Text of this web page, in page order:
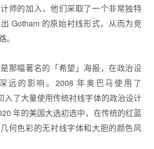
师的加入，他们采取了一个非常独特
Gotham 的原始衬线形式，从而为竞
。
那幅著名的「希望」海报，在政治设
远的影响。2008 年奥巴马使用了
入了大量使用传统衬线字体的政治设计
年的美国大选初选中，在传统的红蓝
何色彩的无衬线字体和大胆的颜色风